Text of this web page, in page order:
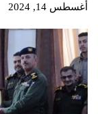
أغسطس 14, 2024